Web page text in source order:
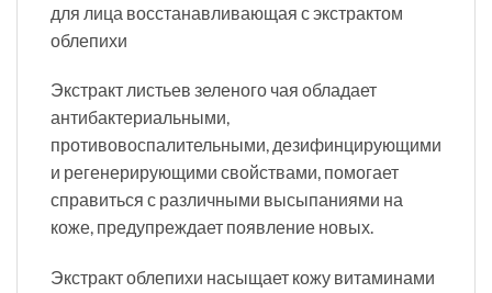
для лица восстанавливающая с экстрактом
облепихи
Экстракт листьев зеленого чая обладает
антибактериальными,
противовоспалительными, дезифинцирующими
и регенерирующими свойствами, помогает
справиться с различными высыпаниями на
коже, предупреждает появление новых.
Экстракт облепихи насыщает кожу витаминами